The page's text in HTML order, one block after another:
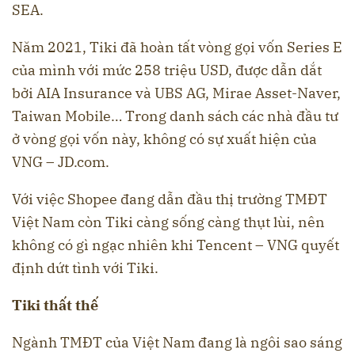
SEA.
Năm 2021, Tiki đã hoàn tất vòng gọi vốn Series E
của mình với mức 258 triệu USD, được dẫn dắt
bởi AIA Insurance và UBS AG, Mirae Asset-Naver,
Taiwan Mobile… Trong danh sách các nhà đầu tư
ở vòng gọi vốn này, không có sự xuất hiện của
VNG – JD.com.
Với việc Shopee đang dẫn đầu thị trường TMĐT
Việt Nam còn Tiki càng sống càng thụt lùi, nên
không có gì ngạc nhiên khi Tencent – VNG quyết
định dứt tình với Tiki.
Tiki thất thế
Ngành TMĐT của Việt Nam đang là ngôi sao sáng